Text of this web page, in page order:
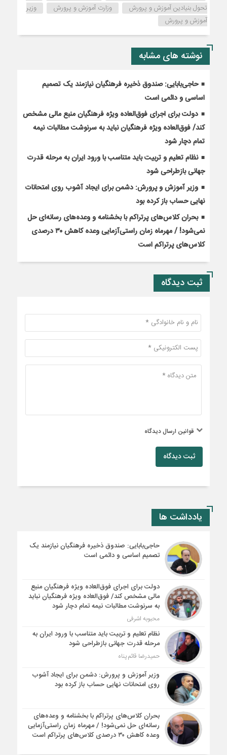
تحول بنیادین آموزش و پرورش
وزارت آموزش و پرورش
وزیر
آموزش و پرورش
نوشته های مشابه
حاجی‌بابایی: صندوق ذخیره فرهنگیان نیازمند یک تصمیم
اساسی و دائمی است
دولت برای اجرای فوق‌العاده ویژه فرهنگیان منبع مالی مشخص
کند/ فوق‌العاده ویژه فرهنگیان نباید به سرنوشت مطالبات نیمه‌
تمام دچار شود
نظام تعلیم و تربیت باید متناسب با ورود ایران به مرحله قدرت
جهانی بازطراحی شود
وزیر آموزش و پرورش: دشمن برای ایجاد آشوب روی امتحانات
نهایی حساب باز کرده بود
بحران کلاس‌های پرتراکم با بخشنامه و وعده‌های رسانه‌ای حل
نمی‌شود! / مهرماه زمان راستی‌آزمایی وعده کاهش ۳۰ درصدی
کلاس‌های پرتراکم است
ثبت دیدگاه
قوانین ارسال دیدگاه
ثبت دیدگاه
یادداشت ها
حاجی‌بابایی: صندوق ذخیره فرهنگیان نیازمند یک
تصمیم اساسی و دائمی است
دولت برای اجرای فوق‌العاده ویژه فرهنگیان منبع
مالی مشخص کند/ فوق‌العاده ویژه فرهنگیان نباید
به سرنوشت مطالبات نیمه‌ تمام دچار شود
محبوبه اشرفی
نظام تعلیم و تربیت باید متناسب با ورود ایران به
مرحله قدرت جهانی بازطراحی شود
حمیدرضا قائم پناه
وزیر آموزش و پرورش: دشمن برای ایجاد آشوب
روی امتحانات نهایی حساب باز کرده بود
بحران کلاس‌های پرتراکم با بخشنامه و وعده‌های
رسانه‌ای حل نمی‌شود! / مهرماه زمان راستی‌آزمایی
وعده کاهش ۳۰ درصدی کلاس‌های پرتراکم است